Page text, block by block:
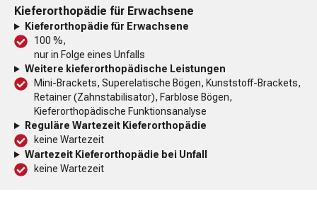
Kieferorthopädie für Erwachsene
Kieferorthopädie für Erwachsene
100 %,
nur in Folge eines Unfalls
Weitere kieferorthopädische Leistungen
Mini-Brackets, Superelatische Bögen, Kunststoff-Brackets,
Retainer (Zahnstabilisator), Farblose Bögen,
Kieferorthopädische Funktionsanalyse
Reguläre Wartezeit Kieferorthopädie
keine Wartezeit
Wartezeit Kieferorthopädie bei Unfall
keine Wartezeit